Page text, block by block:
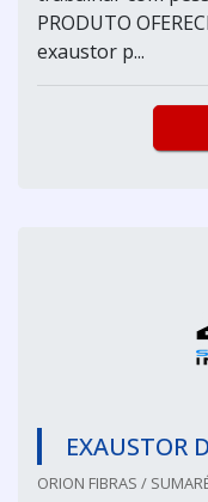
PRODUTO
exaustor p...
EXAUSTOR
ORION FIBRAS /